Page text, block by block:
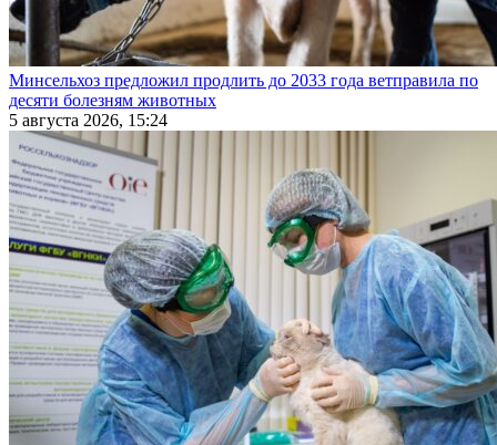
Минсельхоз предложил продлить до 2033 года ветправила по
десяти болезням животных
5 августа 2026, 15:24